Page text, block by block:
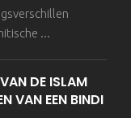
...
DE ISLAM
VAN EEN BINDI